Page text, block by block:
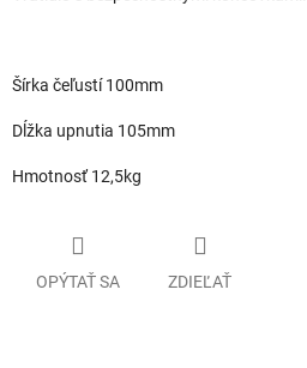
Šírka čeľustí 100mm
Dĺžka upnutia 105mm
Hmotnosť 12,5kg
OPÝTAŤ SA ZDIEĽAŤ